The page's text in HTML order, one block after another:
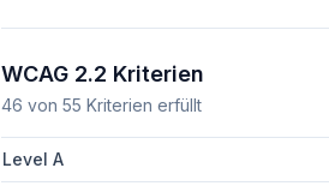
WCAG 2.2 Kriterien
46 von 55 Kriterien erfüllt
Level A